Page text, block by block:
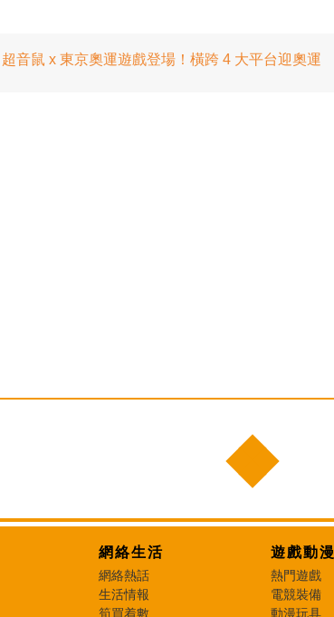
超音鼠 x 東京奧運遊戲登場！橫跨 4 大平台迎奧運
網絡生活
網絡熱話
生活情報
筍買着數
遊戲動漫
熱門遊戲
電競裝備
動漫玩具